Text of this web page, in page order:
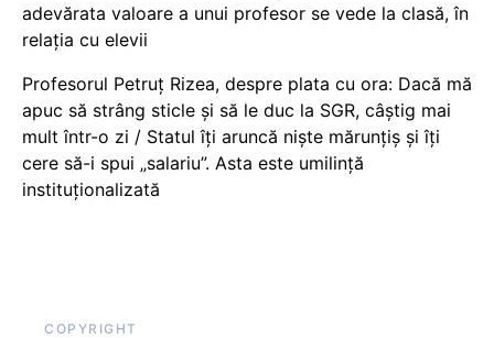
adevărata valoare a unui profesor se vede la clasă, în
relația cu elevii
Profesorul Petruț Rizea, despre plata cu ora: Dacă mă
apuc să strâng sticle și să le duc la SGR, câștig mai
mult într-o zi / Statul îți aruncă niște mărunțiș și îți
cere să-i spui „salariu”. Asta este umilință
instituționalizată
COPYRIGHT